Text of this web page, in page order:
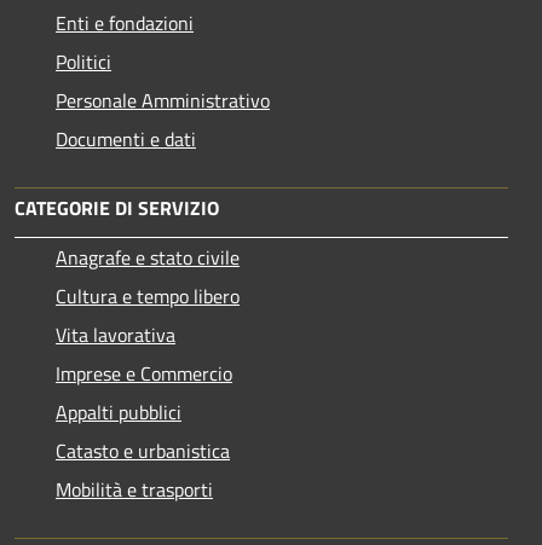
Enti e fondazioni
Politici
Personale Amministrativo
Documenti e dati
CATEGORIE DI SERVIZIO
Anagrafe e stato civile
Cultura e tempo libero
Vita lavorativa
Imprese e Commercio
Appalti pubblici
Catasto e urbanistica
Mobilità e trasporti